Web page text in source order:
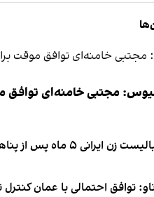
مجتبی خامنه‌ای توافق
۵ ماه پس از پناهندگی، شهروند استرالیا شدند
توافق احتمالی با عمان